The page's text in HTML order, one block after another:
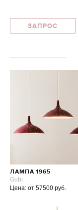
ЗАПРОС
ЛАМПА 1965
Gubi
Цена: от 57500 руб.